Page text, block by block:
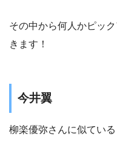
その中から何人かピッ
きます！
今井翼
柳楽優弥さんに似てい